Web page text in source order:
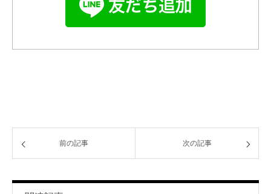
前の記事 次の記事